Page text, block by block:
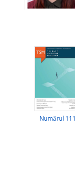
Numărul 111